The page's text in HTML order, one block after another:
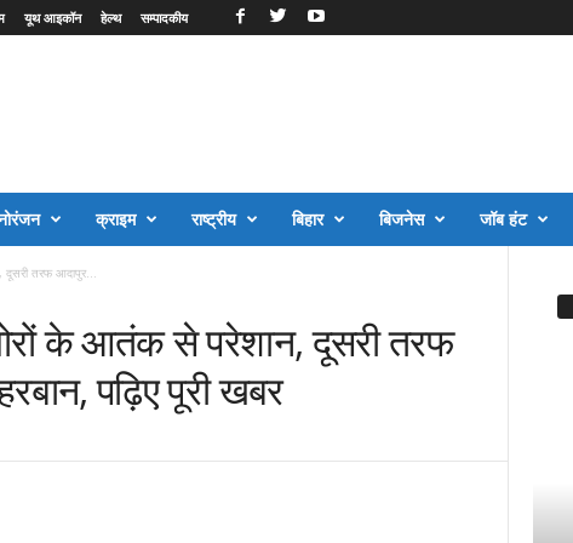
यूथ आइकॉन हेल्थ सम्पादकीय
क्राइम राष्ट्रीय बिहार बिजनेस जॉब हंट
तरफ आदापुर...
के आतंक से परेशान, दूसरी तरफ
पढ़िए पूरी खबर